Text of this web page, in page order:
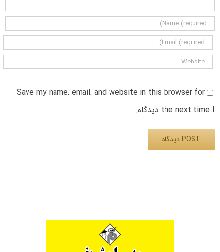
Save my name, email, and website in this browser for
the next time I دیدگاه.